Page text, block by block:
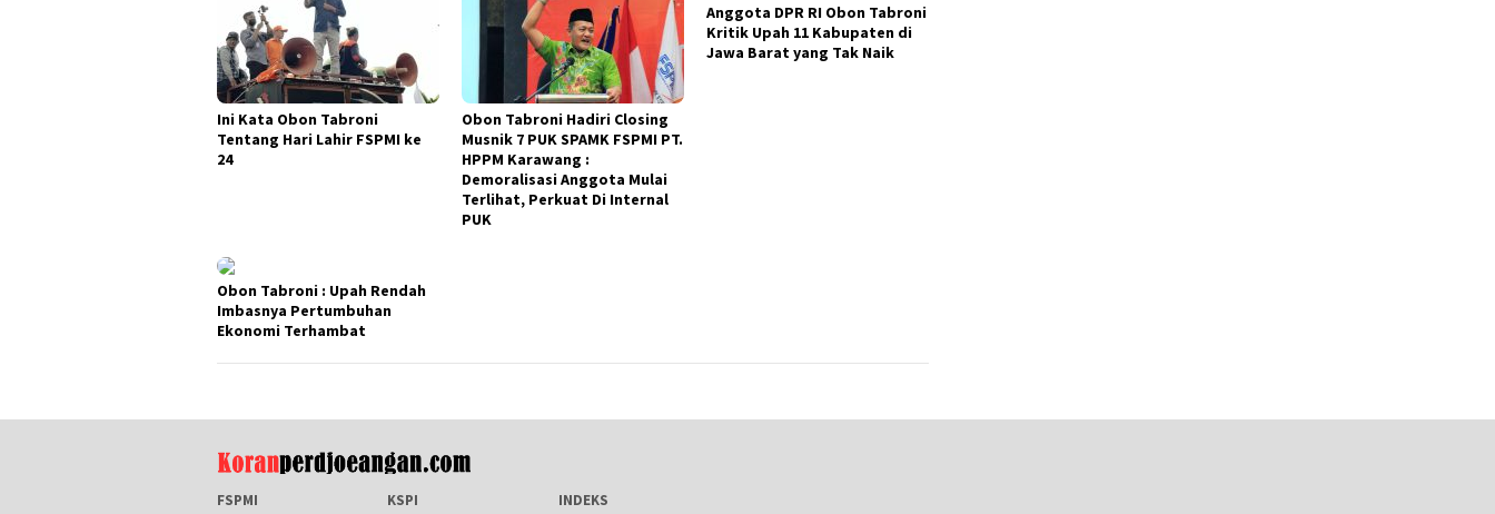
Ini Kata Obon Tabroni
Tentang Hari Lahir FSPMI ke
24
Obon Tabroni Hadiri Closing
Musnik 7 PUK SPAMK FSPMI PT.
HPPM Karawang :
Demoralisasi Anggota Mulai
Terlihat, Perkuat Di Internal
PUK
Anggota DPR RI Obon Tabroni
Kritik Upah 11 Kabupaten di
Jawa Barat yang Tak Naik
Obon Tabroni : Upah Rendah
Imbasnya Pertumbuhan
Ekonomi Terhambat
FSPMI KSPI INDEKS